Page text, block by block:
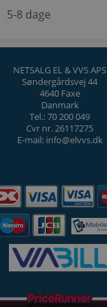
5-8 dage
NETSALG EL & VVS APS
Søndergårdsvej 44
4640 Faxe
Danmark
Tel.: 70 200 049
Cvr nr. 26117275
E-mail: info@elvvs.dk